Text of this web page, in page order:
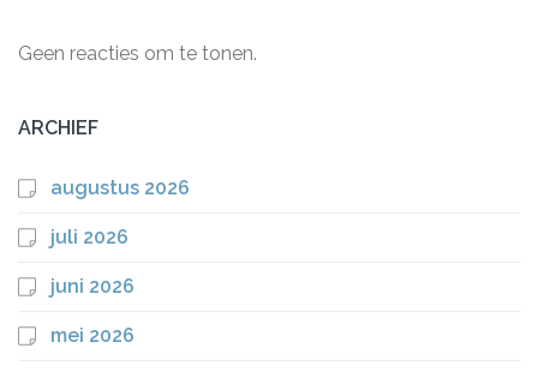
Geen reacties om te tonen.
ARCHIEF
augustus 2026
juli 2026
juni 2026
mei 2026